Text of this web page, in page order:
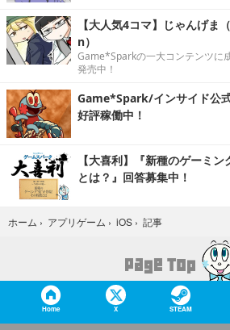
【大人気4コマ】じゃんげ
n）
Game*Sparkの一大コンテンツに
発売中！
Game*Spark/インサイド公
好評稼働中！
【大喜利】『新種のゲーミ
とは？』回答募集中！
ホーム › アプリゲーム › iOS › 記事
Home X STEAM